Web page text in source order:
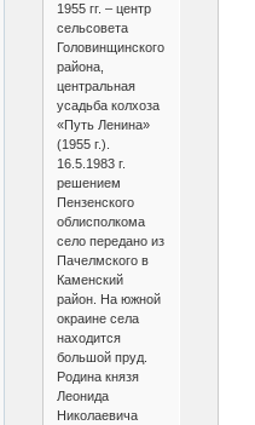
1955 гг. – центр
сельсовета
Головинщинского
района,
центральная
усадьба колхоза
«Путь Ленина»
(1955 г.).
16.5.1983 г.
решением
Пензенского
облисполкома
село передано из
Пачелмского в
Каменский
район. На южной
окраине села
находится
большой пруд.
Родина князя
Леонида
Николаевича